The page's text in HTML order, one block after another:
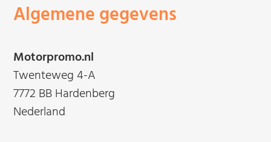
Algemene gegevens
Motorpromo.nl
Twenteweg 4-A
7772 BB Hardenberg
Nederland